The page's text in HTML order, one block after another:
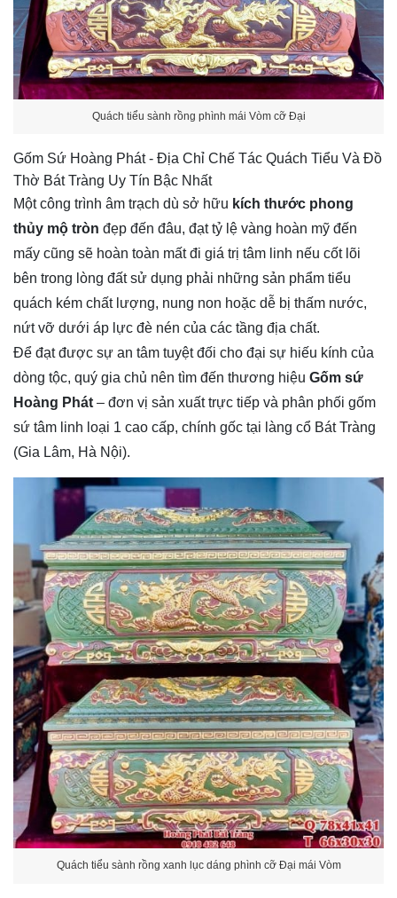
Quách tiểu sành rồng phình mái Vòm cỡ Đại
Gốm Sứ Hoàng Phát - Địa Chỉ Chế Tác Quách Tiểu Và Đồ
Thờ Bát Tràng Uy Tín Bậc Nhất
Một công trình âm trạch dù sở hữu kích thước phong
thủy mộ tròn đẹp đến đâu, đạt tỷ lệ vàng hoàn mỹ đến
mấy cũng sẽ hoàn toàn mất đi giá trị tâm linh nếu cốt lõi
bên trong lòng đất sử dụng phải những sản phẩm tiểu
quách kém chất lượng, nung non hoặc dễ bị thấm nước,
nứt vỡ dưới áp lực đè nén của các tầng địa chất.
Để đạt được sự an tâm tuyệt đối cho đại sự hiếu kính của
dòng tộc, quý gia chủ nên tìm đến thương hiệu Gốm sứ
Hoàng Phát – đơn vị sản xuất trực tiếp và phân phối gốm
sứ tâm linh loại 1 cao cấp, chính gốc tại làng cổ Bát Tràng
(Gia Lâm, Hà Nội).
Quách tiểu sành rồng xanh lục dáng phình cỡ Đại mái Vòm